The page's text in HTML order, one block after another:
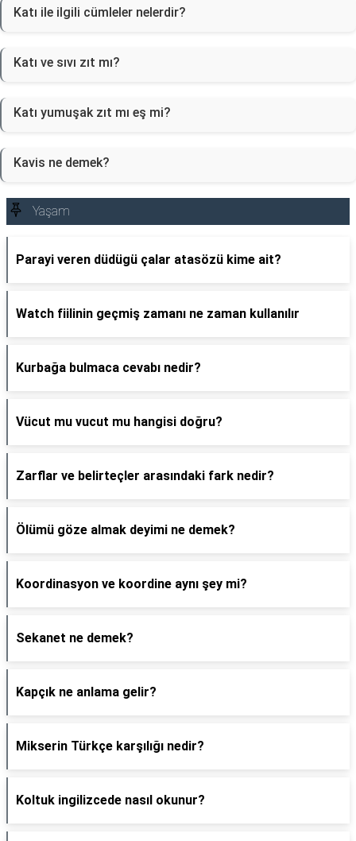
Katı ile ilgili cümleler nelerdir?
Katı ve sıvı zıt mı?
Katı yumuşak zıt mı eş mi?
Kavi̇s ne demek?
Yaşam
Parayi veren düdügü çalar atasözü kime ait?
Watch fiilinin geçmiş zamanı ne zaman kullanılır
Kurbağa bulmaca cevabı nedir?
Vücut mu vucut mu hangisi doğru?
Zarflar ve belirteçler arasındaki fark nedir?
Ölümü göze almak deyimi ne demek?
Koordinasyon ve koordine aynı şey mi?
Sekanet ne demek?
Kapçık ne anlama gelir?
Mikserin Türkçe karşılığı nedir?
Koltuk ingilizcede nasıl okunur?